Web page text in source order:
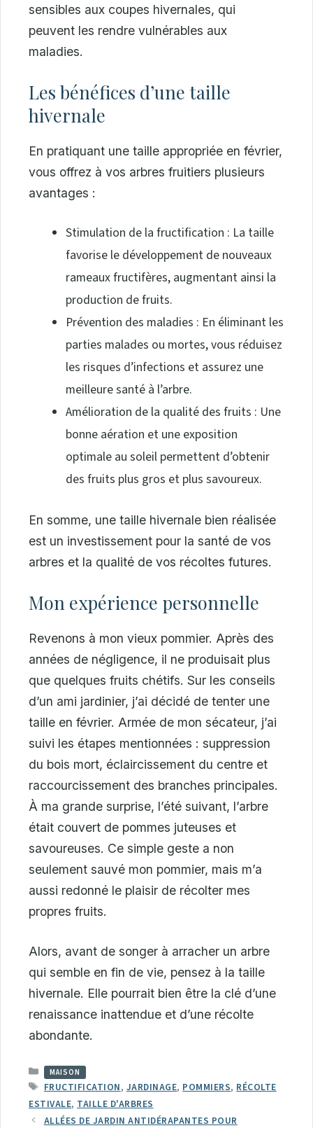
sensibles aux coupes hivernales, qui
peuvent les rendre vulnérables aux
maladies.
Les bénéfices d’une taille
hivernale
En pratiquant une taille appropriée en février,
vous offrez à vos arbres fruitiers plusieurs
avantages :
Stimulation de la fructification : La taille
favorise le développement de nouveaux
rameaux fructifères, augmentant ainsi la
production de fruits.
Prévention des maladies : En éliminant les
parties malades ou mortes, vous réduisez
les risques d’infections et assurez une
meilleure santé à l’arbre.
Amélioration de la qualité des fruits : Une
bonne aération et une exposition
optimale au soleil permettent d’obtenir
des fruits plus gros et plus savoureux.
En somme, une taille hivernale bien réalisée
est un investissement pour la santé de vos
arbres et la qualité de vos récoltes futures.
Mon expérience personnelle
Revenons à mon vieux pommier. Après des
années de négligence, il ne produisait plus
que quelques fruits chétifs. Sur les conseils
d’un ami jardinier, j’ai décidé de tenter une
taille en février. Armée de mon sécateur, j’ai
suivi les étapes mentionnées : suppression
du bois mort, éclaircissement du centre et
raccourcissement des branches principales.
À ma grande surprise, l’été suivant, l’arbre
était couvert de pommes juteuses et
savoureuses. Ce simple geste a non
seulement sauvé mon pommier, mais m’a
aussi redonné le plaisir de récolter mes
propres fruits.
Alors, avant de songer à arracher un arbre
qui semble en fin de vie, pensez à la taille
hivernale. Elle pourrait bien être la clé d’une
renaissance inattendue et d’une récolte
abondante.
CATÉGORIES
MAISON
ÉTIQUETTES
FRUCTIFICATION, JARDINAGE, POMMIERS, RÉCOLTE
ESTIVALE, TAILLE D'ARBRES
ALLÉES DE JARDIN ANTIDÉRAPANTES POUR